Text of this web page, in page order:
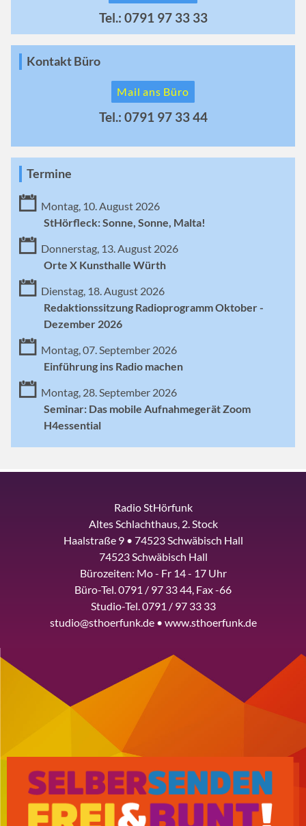
Tel.: 0791 97 33 33
Kontakt Büro
Mail ans Büro
Tel.: 0791 97 33 44
Termine
Montag, 10. August 2026
StHörfleck: Sonne, Sonne, Malta!
Donnerstag, 13. August 2026
Orte X Kunsthalle Würth
Dienstag, 18. August 2026
Redaktionssitzung Radioprogramm Oktober -
Dezember 2026
Montag, 07. September 2026
Einführung ins Radio machen
Montag, 28. September 2026
Seminar: Das mobile Aufnahmegerät Zoom
H4essential
Radio StHörfunk
Altes Schlachthaus, 2. Stock
Haalstraße 9 • 74523 Schwäbisch Hall
74523 Schwäbisch Hall
Bürozeiten: Mo - Fr 14 - 17 Uhr
Büro-Tel. 0791 / 97 33 44, Fax -66
Studio-Tel. 0791 / 97 33 33
studio@sthoerfunk.de • www.sthoerfunk.de